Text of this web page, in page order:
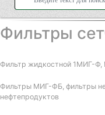
Фильтры
Фильтр жидкостной 1МИГ-
Фильтры МИГ-ФБ, фильтры
нефтепродуктов